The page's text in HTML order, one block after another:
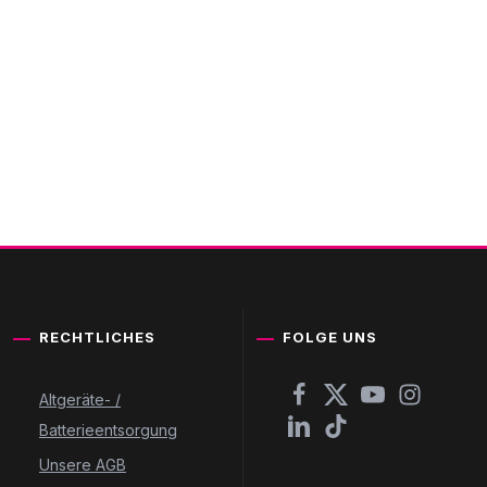
RECHTLICHES
Altgeräte- /
Batterieentsorgung
Unsere AGB
FOLGE UNS